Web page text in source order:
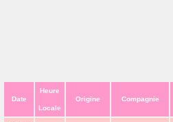
Date
Heure
Locale
Origine Compagnie